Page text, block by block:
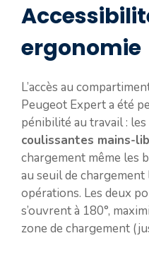
ergonomie
L’accès au
Peugeot Expert a été
pénibilité au travail : les
coulissantes mains-
chargement même les
au seuil de chargement
opérations. Les deux
s’ouvrent à 180°,
zone de chargement